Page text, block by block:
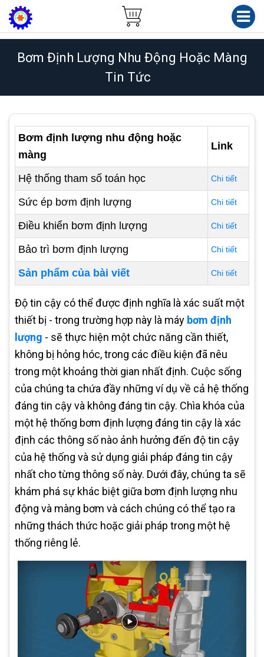
Bơm Định Lượng Nhu Động Hoặc Màng
Tin Tức
Bơm định lượng nhu động hoặc
màng
Link
Hệ thống tham số toán học Chi tiết
Sức ép bơm định lượng Chi tiết
Điều khiển bơm định lượng Chi tiết
Bảo trì bơm định lượng Chi tiết
Sản phẩm của bài viết Chi tiết
Độ tin cậy có thể được định nghĩa là xác suất một
thiết bị - trong trường hợp này là máy bơm định
lượng - sẽ thực hiện một chức năng cần thiết,
không bị hỏng hóc, trong các điều kiện đã nêu
trong một khoảng thời gian nhất định. Cuộc sống
của chúng ta chứa đầy những ví dụ về cả hệ thống
đáng tin cậy và không đáng tin cậy. Chìa khóa của
một hệ thống bơm định lượng đáng tin cậy là xác
định các thông số nào ảnh hưởng đến độ tin cậy
của hệ thống và sử dụng giải pháp đáng tin cậy
nhất cho từng thông số này. Dưới đây, chúng ta sẽ
khám phá sự khác biệt giữa bơm định lượng nhu
động và màng bơm và cách chúng có thể tạo ra
những thách thức hoặc giải pháp trong một hệ
thống riêng lẻ.